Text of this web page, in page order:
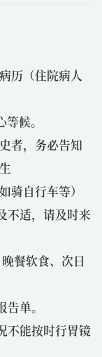
历（住院病人
候。
者，务必告知
骑自行车等）
不适，请及时来
餐软食、次日
单。
不能按时行胃镜